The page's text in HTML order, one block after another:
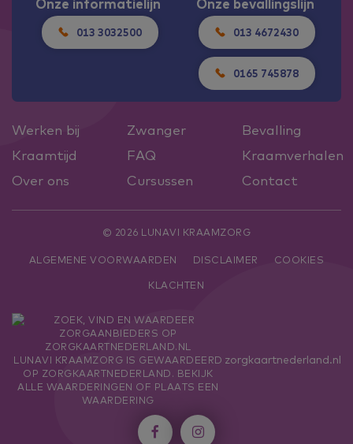
013 3032500 013 4672430
0165 745878
Werken bij Zwanger
Bevalling
Kraamtijd
FAQ
Kraamverhalen
Over ons
Cursussen Contact
© 2026 LUNAVI KRAAMZORG
ALGEMENE VOORWAARDEN DISCLAIMER
COOKIES
KLACHTEN
LUNAVI KRAAMZORG IS GEWAARDEERD
OP ZORGKAARTNEDERLAND. BEKIJK
ALLE WAARDERINGEN OF PLAATS EEN
WAARDERING
zorgkaartnederland.nl
 